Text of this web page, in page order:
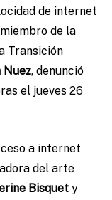
de internet
de la
Transición
Nuez, denunció
el jueves 26
a internet
del arte
Bisquet y